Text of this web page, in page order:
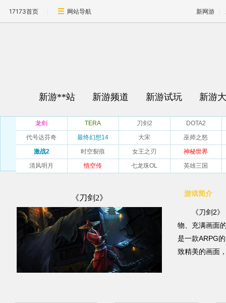
17173首页 网站导航 新网游
新游**站 新游频道 新游试玩 新游
龙剑 TERA 刀剑2
DOTA2
代号达芬奇
最终幻想14 大宋
巫师之怒
激战2
时空裂痕 女王之刃
神秘世界
清风明月
悟空传 七龙珠OL 英雄三国
《刀剑2》 游戏简介
《刀剑2
物、充满画面
是一款ARPG
致精美的画面